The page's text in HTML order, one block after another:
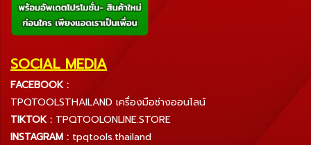
SOCIAL MEDIA
FACEBOOK :
TPQTOOLSTHAILAND เครื่องมือช่างออนไลน์
TIKTOK : TPQTOOLONLINE.STORE
INSTAGRAM : tpqtools.thailand